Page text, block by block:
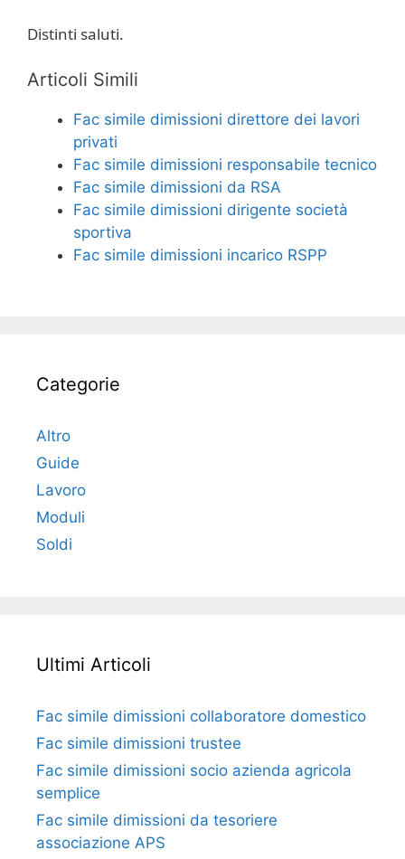
Distinti saluti.
Articoli Simili
Fac simile dimissioni direttore dei lavori
privati
Fac simile dimissioni responsabile tecnico​
Fac simile dimissioni da RSA​​
Fac simile dimissioni dirigente società
sportiva​​
Fac simile dimissioni incarico RSPP​​
Categorie
Altro
Guide
Lavoro
Moduli
Soldi
Ultimi Articoli
Fac simile dimissioni collaboratore domestico​​​
Fac simile dimissioni trustee​​​
Fac simile ​dimissioni socio azienda agricola
semplice​​​
Fac simile dimissioni da tesoriere
associazione APS​​